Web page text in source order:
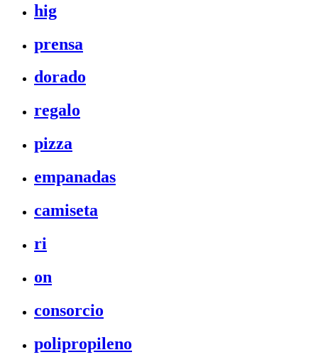
hig
prensa
dorado
regalo
pizza
empanadas
camiseta
ri
on
consorcio
polipropileno